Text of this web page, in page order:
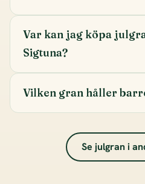
Var kan jag köpa
Sigtuna?
Vilken gran håller
Se julgran i